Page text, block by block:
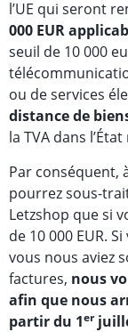
l’UE qui seront
000 EUR
seuil de 10 000
ou de services
distance de
la TVA dans
Par conséquent,
pourrez sous-
Letzshop que si
de 10 000 EUR.
vous nous aviez
factures, nous
afin que nous
partir du 1er